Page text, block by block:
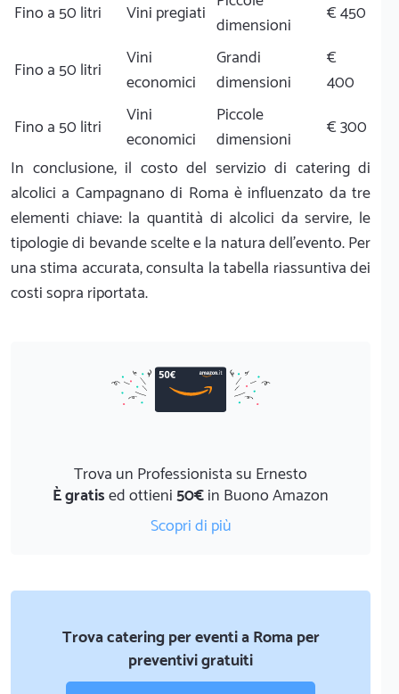
Fino a 50 litri
Vini pregiati dimensioni
€ 450
Fino a 50 litri
Vini
economici
Grandi
dimensioni
€
400
Fino a 50 litri
Vini
economici
Piccole
dimensioni
€ 300
In conclusione, il costo del servizio di catering di
alcolici a Campagnano di Roma è influenzato da tre
elementi chiave: la quantità di alcolici da servire, le
tipologie di bevande scelte e la natura dell'evento. Per
una stima accurata, consulta la tabella riassuntiva dei
costi sopra riportata.
Trova un Professionista su Ernesto
È gratised ottieni50€in Buono Amazon
Scopri di più
Trova catering per eventi a Roma per
preventivi gratuiti